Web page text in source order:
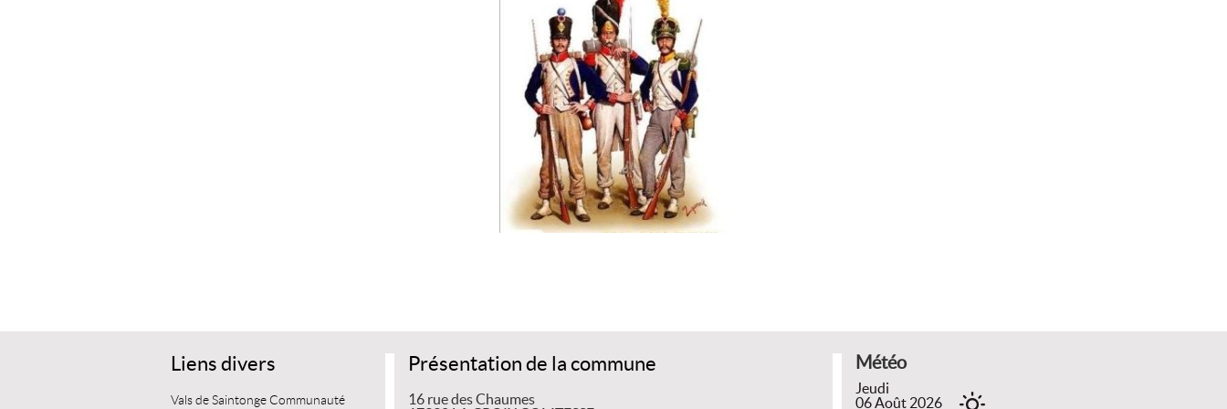
Liens divers
Vals de Saintonge Communauté
Présentation de la commune
16 rue des Chaumes
Météo
Jeudi
06 Août 2026